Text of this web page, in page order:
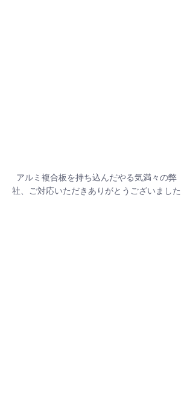
アルミ複合板を持ち込んだやる気満々の弊
社、ご対応いただきありがとうございました